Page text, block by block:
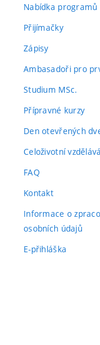
Nabídka programů
Přijímačky
Zápisy
Ambasadoři pro
Studium MSc.
Přípravné kurzy
Den otevřených
Celoživotní
FAQ
Kontakt
Informace o
osobních údajů
E-přihláška